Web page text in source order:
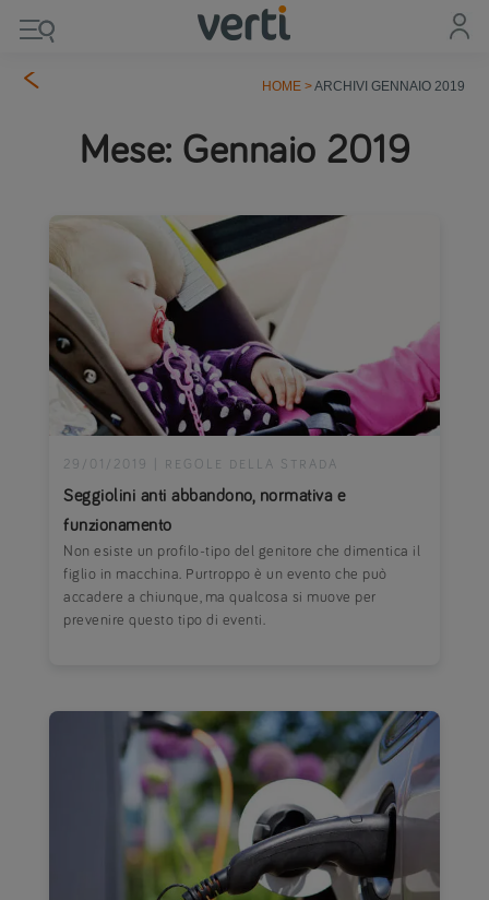
HOME>ARCHIVI GENNAIO 2019
Mese: Gennaio 2019
Seggiolini anti abbandono, normativa e
funzionamento
29/01/2019 REGOLE DELLA STRADA
Non esiste un profilo-tipo del genitore che dimentica il
figlio in macchina. Purtroppo è un evento che può
accadere a chiunque, ma qualcosa si muove per
prevenire questo tipo di eventi.